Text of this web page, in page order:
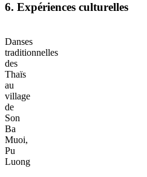
6. Expériences culturelles
Danses
traditionnelles
des
Thaïs
au
village
de
Son
Ba
Muoi,
Pu
Luong